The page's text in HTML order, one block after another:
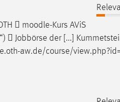
 moodle-Kurs AViS
 Jobbörse der [...]
.oth-aw.de/course/